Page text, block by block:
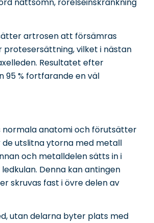
artrosen att försämras
protesersättning, vilket i nästan
Resultatet efter
95 % fortfarande en väl
anatomi och förutsätter
utslitna ytorna med metall
och metalldelen sätts in i
Denna kan antingen
skruvas fast i övre delen av
utan delarna byter plats med